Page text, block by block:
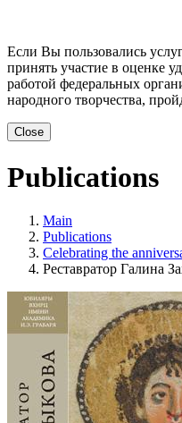
Если Вы пользовались
принять участие в оценке
работой федеральных
народного творчества,
Close
Publications
Main
Publications
Celebrating the
Реставратор Галина